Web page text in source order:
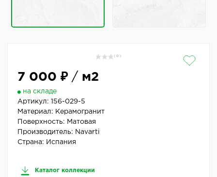
( 0 )
7 000 ₽/ м2
на складе
Артикул: 156-029-5
Материал: Керамогранит
Поверхность: Матовая
Производитель: Navarti
Страна: Испания
Каталог коллекции